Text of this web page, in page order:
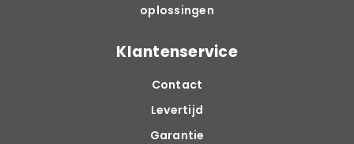
oplossingen
Klantenservice
Contact
Levertijd
Garantie